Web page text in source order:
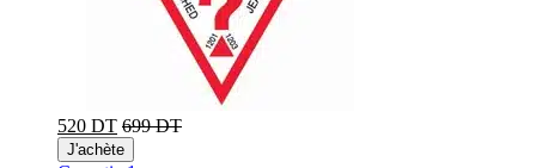
520 DT 699 DT
J'achète